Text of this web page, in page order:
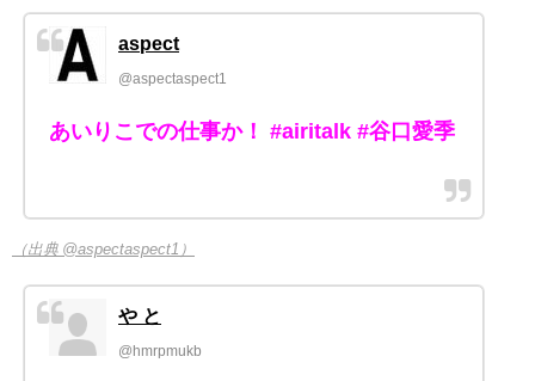
aspect
@aspectaspect1
あいりこでの仕事か！ #airitalk #谷口愛季
（出典 @aspectaspect1）
や と
@hmrpmukb